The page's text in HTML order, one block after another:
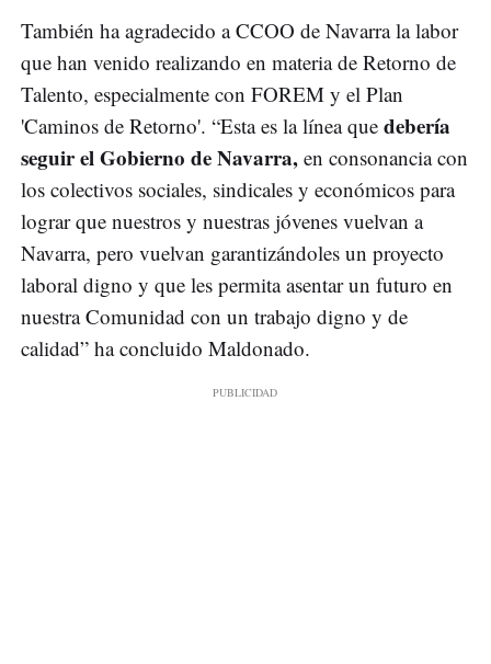
También ha agradecido a CCOO de Navarra la labor
que han venido realizando en materia de Retorno de
Talento, especialmente con FOREM y el Plan
'Caminos de Retorno'. “Esta es la línea que debería
seguir el Gobierno de Navarra, en consonancia con
los colectivos sociales, sindicales y económicos para
lograr que nuestros y nuestras jóvenes vuelvan a
Navarra, pero vuelvan garantizándoles un proyecto
laboral digno y que les permita asentar un futuro en
nuestra Comunidad con un trabajo digno y de
calidad” ha concluido Maldonado.